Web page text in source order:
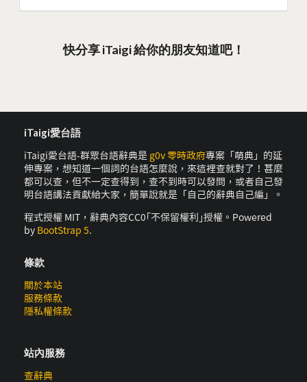
快分享 iTaigi 給你的朋友知道吧！
iTaigi愛台語
iTaigi愛台語-群眾台語辭典是 g0v 零時政府專案「萌典」的延
伸專案，想知道一個詞的台語怎麼說，來這裡查就對了！甚麼
都可以查，但不一定查得到，查不到時可以發問，或者自己發
明台語講法貢獻給大家，簡單說就是「自己的辭典自己編」。
程式授權 MIT，辭典內容CC0｢不保留權利｣授權。Powered
by BootStrap 5.
條款
關於本站
服務條款
隱私權條款
站內服務
查辭典